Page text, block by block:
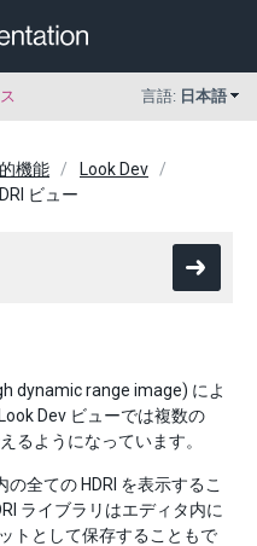
言語: 日本語
機能
Look Dev
ビュー
dynamic range image) によ
Dev ビューでは複数の
るようになっています。
の全ての HDRI を表示するこ
ライブラリはエディタ内に
トとして保存することもで